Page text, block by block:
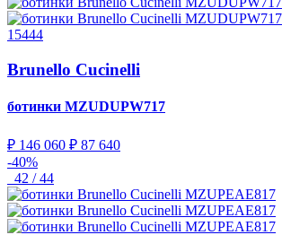
15444
Brunello Cucinelli
ботинки MZUDUPW717
₽ 146 060 ₽ 87 640
-40%
42 / 44